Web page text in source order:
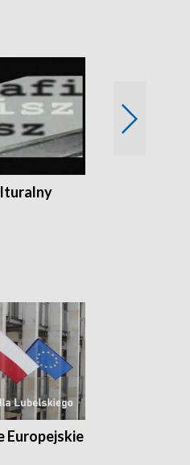
Europejskie